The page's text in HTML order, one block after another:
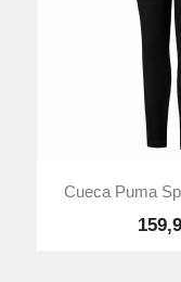

Cueca Puma